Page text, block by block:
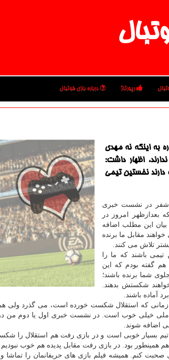
رپورتاژ درباره بازی فوتبال
به اینكه نه مهدی
اظهار داشت:
نخستین تیمی
شفر در نشست خبری
بعدازظهر امروز در
این مطلب اضافه
مقابل ما برنده
باشند كه ما را
هم گفته بودم كه این
شما برنده باشند؛
شكستش بدهند.
آماده باشند.
كه استقلال شكست خورده است، می گذرد ولی
خیلی خوب است. در نشست خبری اول یا دوم من در
اضافه شوند.
تیم بسیار خوبی است و در بازی رفت هم استقلال را
همینطور بود. در بازی رفت مقابل پدیده هم خوب
صحبت كنم. همیشه فیلم بازی های حریفانمان را